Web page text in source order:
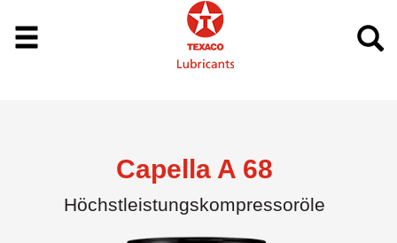
Capella A 68
Höchstleistungskompressoröle